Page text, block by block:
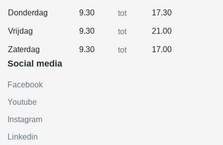
Donderdag 9.30 tot 17.30
Vrijdag 9.30 tot 21.00
Zaterdag 9.30 tot 17.00
Social media
Facebook
Youtube
Instagram
Linkedin